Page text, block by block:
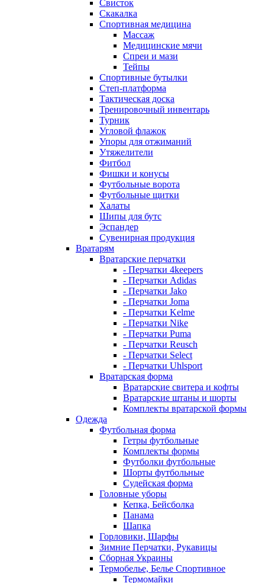
Свисток
Скакалка
Спортивная медицина
Массаж
Медицинские мячи
Спреи и мази
Тейпы
Спортивные бутылки
Степ-платформа
Тактическая доска
Тренировочный инвентарь
Турник
Угловой флажок
Упоры для отжиманий
Утяжелители
Фитбол
Фишки и конусы
Футбольные ворота
Футбольные щитки
Халаты
Шипы для бутс
Эспандер
Сувенирная продукция
Вратарям
Вратарские перчатки
- Перчатки 4keepers
- Перчатки Adidas
- Перчатки Jako
- Перчатки Joma
- Перчатки Kelme
- Перчатки Nike
- Перчатки Puma
- Перчатки Reusch
- Перчатки Select
- Перчатки Uhlsport
Вратарская форма
Вратарские свитера и кофты
Вратарские штаны и шорты
Комплекты вратарской формы
Одежда
Футбольная форма
Гетры футбольные
Комплекты формы
Футболки футбольные
Шорты футбольные
Судейская форма
Головные уборы
Кепка, Бейсболка
Панама
Шапка
Горловики, Шарфы
Зимние Перчатки, Рукавицы
Сборная Украины
Термобелье, Белье Спортивное
Термомайки